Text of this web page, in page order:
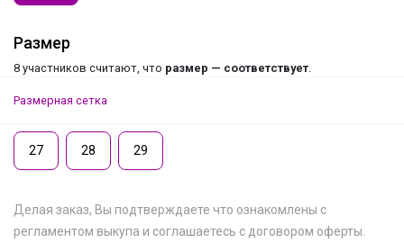
Размер
8 участников считают, что размер — соответствует
Размерная сетка
27 28 29
Делая заказ, Вы подтверждаете что ознакомлены с
регламентом выкупа и соглашаетесь с договором оферты